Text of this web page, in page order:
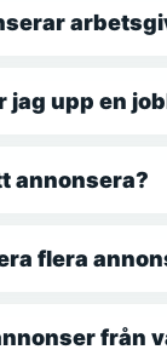
jag upp en
annonsera?
flera
från